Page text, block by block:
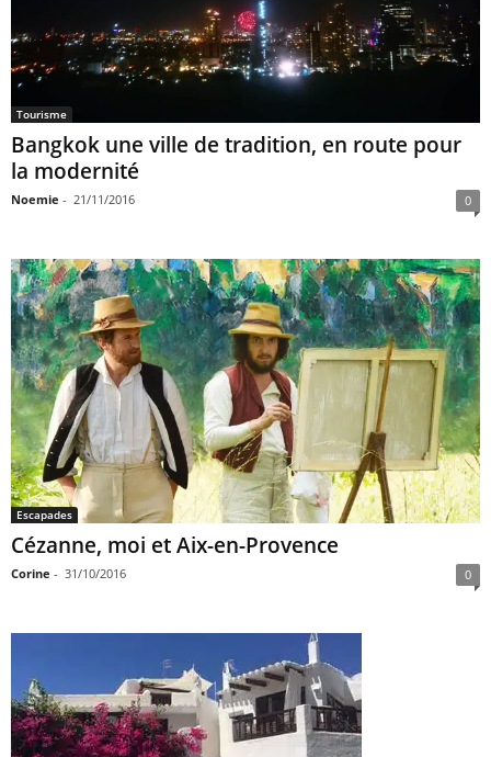
Tourisme
Bangkok une ville de tradition, en route pour
la modernité
Noemie - 21/11/2016 0
Escapades
Cézanne, moi et Aix-en-Provence
Corine - 31/10/2016 0